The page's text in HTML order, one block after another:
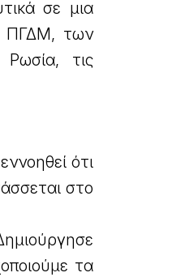
σε μια
ΠΓΔΜ, των
τις
ότι
στο
τα